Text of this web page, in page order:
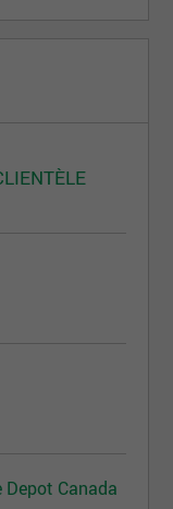
créée en
à
fin à
Canada